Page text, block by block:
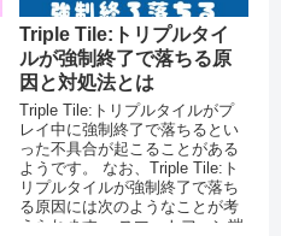
Triple Tile:トリプルタイ
ルが強制終了で落ちる原
因と対処法とは
Triple Tile:トリプルタイルがプ
レイ中に強制終了で落ちるとい
った不具合が起こることがある
ようです。 なお、Triple Tile:ト
リプルタイルが強制終了で落ち
る原因には次のようなことが考
えられます。 スマートフォン端